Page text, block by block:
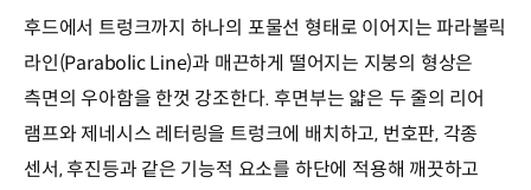
후드에서 트렁크까지 하나의 포물선 형태로 이어지는 파라볼릭
라인(Parabolic Line)과 매끈하게 떨어지는 지붕의 형상은
측면의 우아함을 한껏 강조한다. 후면부는 얇은 두 줄의 리어
램프와 제네시스 레터링을 트렁크에 배치하고, 번호판, 각종
센서, 후진등과 같은 기능적 요소를 하단에 적용해 깨끗하고